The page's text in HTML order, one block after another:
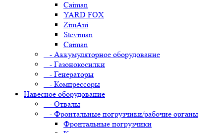
Caiman
YARD FOX
ZimAni
Steviman
Caiman
- Аккумуляторное оборудование
- Газонокосилки
- Генераторы
- Компрессоры
Навесное оборудование
- Отвалы
- Фронтальные погрузчики/рабочие органы
Фронтальные погрузчики